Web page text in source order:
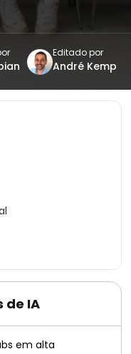
Editado por
André Kemp
de IA
em alta